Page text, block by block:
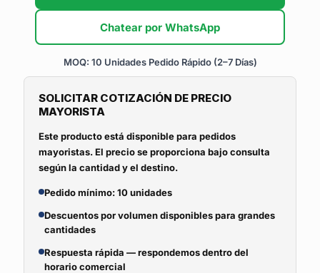
Chatear por WhatsApp
MOQ: 10 Unidades Pedido Rápido (2–7 Días)
SOLICITAR COTIZACIÓN DE PRECIO
MAYORISTA
Este producto está disponible para pedidos
mayoristas. El precio se proporciona bajo consulta
según la cantidad y el destino.
Pedido mínimo: 10 unidades
Descuentos por volumen disponibles para grandes
cantidades
Respuesta rápida — respondemos dentro del
horario comercial